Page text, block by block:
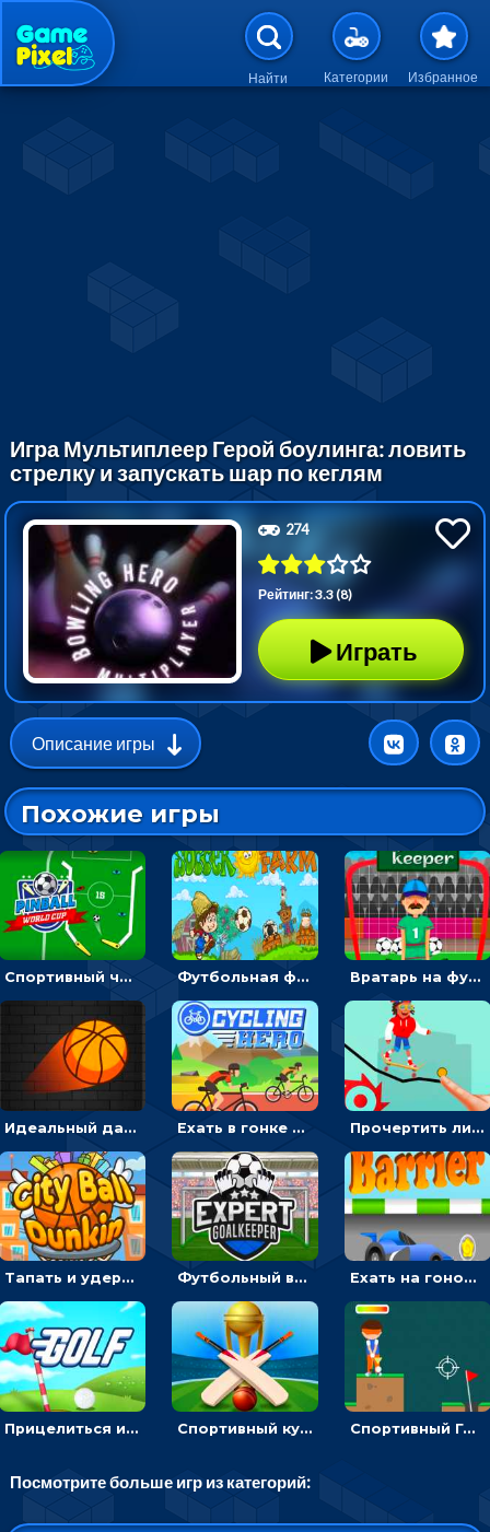
Перейти к основному
Найти Категории Избранное
Игра Мультиплеер Герой боулинга: ловить
стрелку и запускать шар по кеглям
274
Рейтинг: 3.3 (8)
Играть
Описание игры
Похожие игры
Спортивный чемпионат по пейнтболу: ударять по ракеткам, чтобы забивать футбольный мяч в ворота Футбольная ферма: бей по мячу, чтобы забивать в ворота и ловить звезды Вратарь на футбольном поле: тапай, чтобы отбивать мячи в воротах ногами и руками - спортивные
Идеальный данк: направлять пунктир в корзину и попадать мячом Ехать в гонке на велосипедах через трамплины к финишу на скорость - спортивные Прочертить линию, чтобы проехать на скейте, через преграды к финишу - для мальчиков
Тапать и удерживать баскетбольный мяч, чтобы попадать в кольца - спортивные Футбольный вратарь: ловить мяч и отражать атаку соперника - спортивные Ехать на гоночной машине, чтобы обходить преграды и собирать звезды - для мальчиков
Прицелиться и выстрелить мячиком для гольфа, чтобы попасть в лунку - спортивные Спортивный кубок по крикету: отражать атаку и ударять по мячику битой Спортивный Гольф-клуб: бить клюшкой по мячу, чтобы попадать в лунку с флажком
Посмотрите больше игр из категорий: